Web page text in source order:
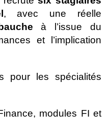
, avec une réelle
à l’issue du
et l’implication
pour les spécialités
modules FI et